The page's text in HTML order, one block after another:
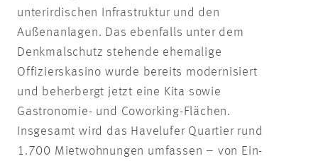
unterirdischen Infrastruktur und den
Außenanlagen. Das ebenfalls unter dem
Denkmalschutz stehende ehemalige
Offizierskasino wurde bereits modernisiert
und beherbergt jetzt eine Kita sowie
Gastronomie- und Coworking-Flächen.
Insgesamt wird das Havelufer Quartier rund
1.700 Mietwohnungen umfassen – von Ein-